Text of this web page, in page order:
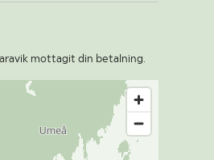
mottagit din betalning.